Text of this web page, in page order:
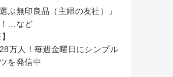
ぶ無印良品（主婦の友社）」
！…など
万人！毎週金曜日にシンプル
を発信中